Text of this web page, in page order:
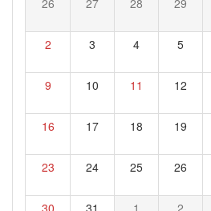
26 27 28 29
2 3 4 5
9 10 11 12
16 17 18 19
23 24 25 26